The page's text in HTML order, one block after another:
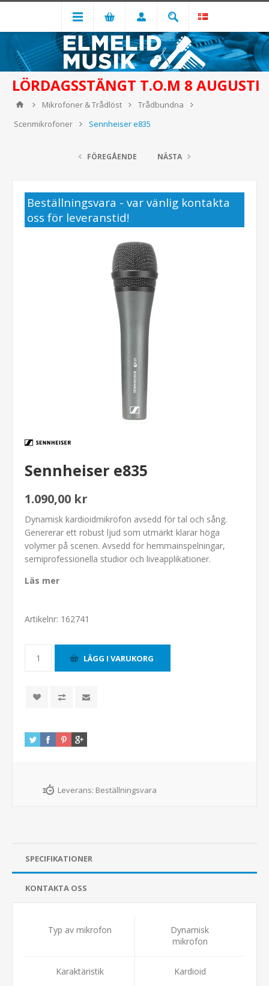
LÖRDAGSSTÄNGT T.O.M 8 AUGUSTI
Mikrofoner & Trådlöst
Trådbundna
Scenmikrofoner
Sennheiser e835
FÖREGÅENDE NÄSTA
Beställningsvara - var vänlig kontakta
oss för leveranstid!
Sennheiser e835
1.090,00 kr
Dynamisk kardioidmikrofon avsedd för tal och sång.
Genererar ett robust ljud som utmärkt klarar höga
volymer på scenen. Avsedd för hemmainspelningar,
semiprofessionella studior och liveapplikationer.
Läs mer
Artikelnr: 162741
Leverans: Beställningsvara
SPECIFIKATIONER
KONTAKTA OSS
Typ av mikrofon
Dynamisk
mikrofon
Karaktäristik Kardioid